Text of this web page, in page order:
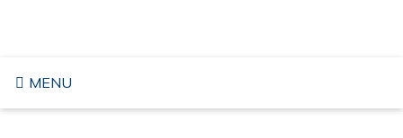
MENU